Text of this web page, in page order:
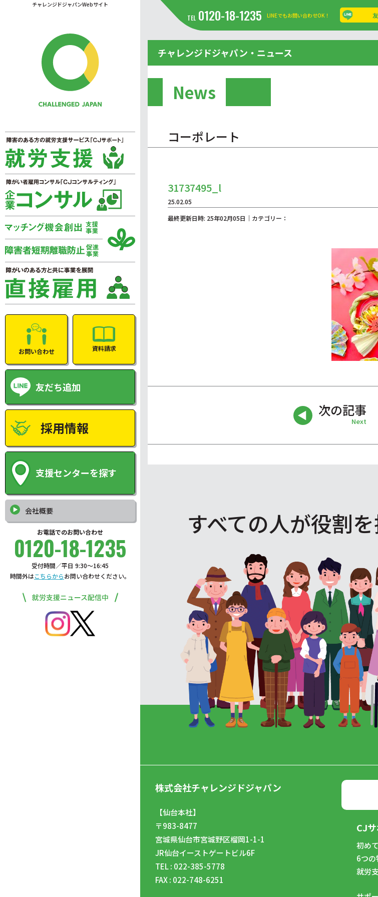
チャレンジドジャパンWebサイト
お問い合わせ 資料請求
友だち追加
採用情報
支援センターを探す
会社概要
お電話でのお問い合わせ
0120-18-1235
受付時間／平日 9:30〜16:45
時間外はこちらからお問い合わせください。
就労支援ニュース配信中
TEL 0120-18-1235 LINEでもお問い合わせOK！
チャレンジドジャパン・ニュース
News
コーポレート
31737495_l
25.02.05
最終更新日時: 25年02月05日｜カテゴリー：
次の記事
Next
すべての人が役割を
株式会社チャレンジドジャパン
【仙台本社】
〒983-8477
宮城県仙台市宮城野区榴岡1-1-1
JR仙台イーストゲートビル6F
TEL : 022-385-5778
FAX : 022-748-6251
CJ
初め
6つの
就労